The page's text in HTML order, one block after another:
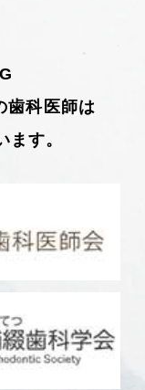
歯科医師は
す。